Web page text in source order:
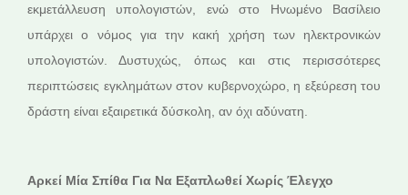
εκμετάλλευση υπολογιστών, ενώ στο Ηνωμένο Βασίλειο
υπάρχει ο νόμος για την κακή χρήση των ηλεκτρονικών
υπολογιστών. Δυστυχώς, όπως και στις περισσότερες
περιπτώσεις εγκλημάτων στον κυβερνοχώρο, η εξεύρεση του
δράστη είναι εξαιρετικά δύσκολη, αν όχι αδύνατη.
Αρκεί Μία Σπίθα Για Να Εξαπλωθεί Χωρίς Έλεγχο